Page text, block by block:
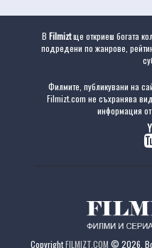
В Filmiztще откриеш богата
подредени по жанрове,
Филмите, публикувани на
Filmizt.com не съхранява
информация
CopyrightFILMIZT.COM © 2026.